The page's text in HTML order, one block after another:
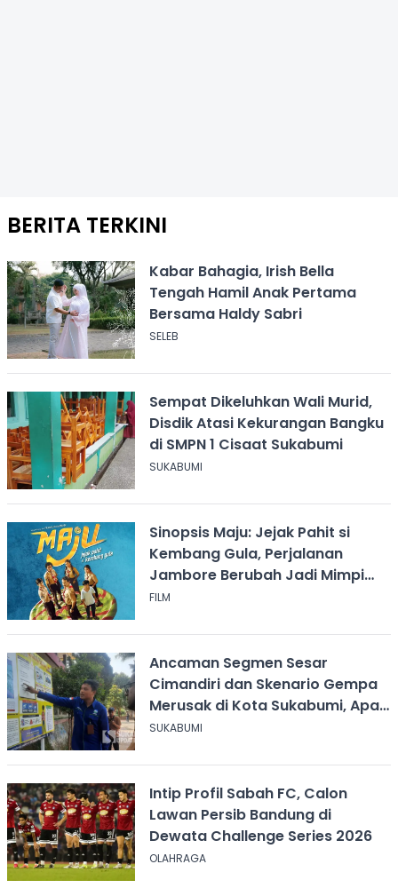
BERITA TERKINI
Kabar Bahagia, Irish Bella
Tengah Hamil Anak Pertama
Bersama Haldy Sabri
SELEB
Sempat Dikeluhkan Wali Murid,
Disdik Atasi Kekurangan Bangku
di SMPN 1 Cisaat Sukabumi
SUKABUMI
Sinopsis Maju: Jejak Pahit si
Kembang Gula, Perjalanan
Jambore Berubah Jadi Mimpi
Buruk
FILM
Ancaman Segmen Sesar
Cimandiri dan Skenario Gempa
Merusak di Kota Sukabumi, Apa
yang Harus Dilakukan?
SUKABUMI
Intip Profil Sabah FC, Calon
Lawan Persib Bandung di
Dewata Challenge Series 2026
OLAHRAGA